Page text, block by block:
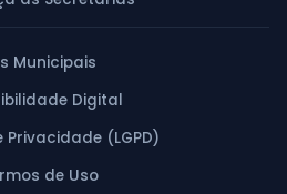
Municipais
Digital
(LGPD)
de Uso